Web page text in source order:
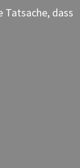
Tatsache, dass